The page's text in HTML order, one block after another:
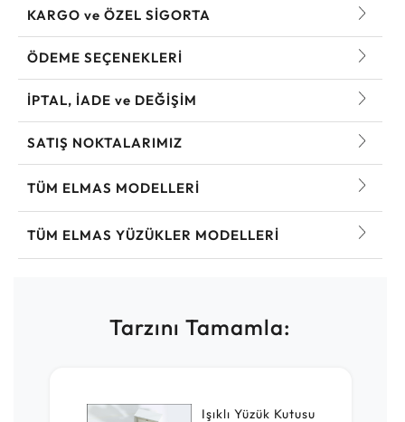
KARGO ve ÖZEL SİGORTA
ÖDEME SEÇENEKLERİ
İPTAL, İADE ve DEĞİŞİM
SATIŞ NOKTALARIMIZ
TÜM ELMAS MODELLERI
TÜM ELMAS YÜZÜKLER MODELLERI
Tarzını Tamamla:
Işıklı Yüzük Kutusu